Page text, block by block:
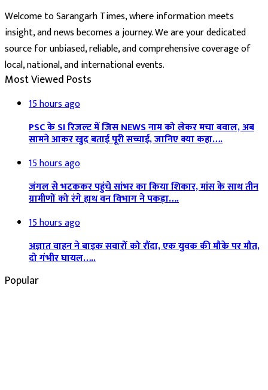
Welcome to Sarangarh Times, where information meets
insight, and news becomes a journey. We are your dedicated
source for unbiased, reliable, and comprehensive coverage of
local, national, and international events.
Most Viewed Posts
15 hours ago
PSC के SI रिजल्ट में जिस NEWS नाम को लेकर मचा बवाल, अब
सामने आकर खुद बताई पूरी सच्चाई, जानिए क्या कहा….
15 hours ago
जंगल से भटककर पहुंचे सांभर का किया शिकार, मांस के साथ तीन
ग्रामीणों को रंगे हाथ वन विभाग ने पकड़ा….
15 hours ago
अज्ञात वाहन ने बाइक सवारों को रौंदा, एक युवक की मौके पर मौत,
दो गंभीर घायल…..
Popular